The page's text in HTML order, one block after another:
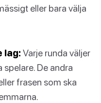
eller bara välja
lag: Varje runda väljer
spelare. De andra
frasen som ska